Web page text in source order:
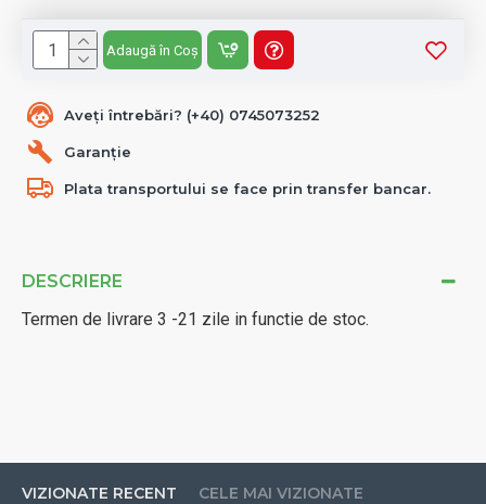
DESCRIERE
Termen de livrare 3 -21 zile in functie de stoc.
Aveți întrebări? (+40) 0745073252
Garanție
Plata transportului se face prin transfer bancar.
Adaugă în Coș
VIZIONATE RECENT CELE MAI VIZIONATE